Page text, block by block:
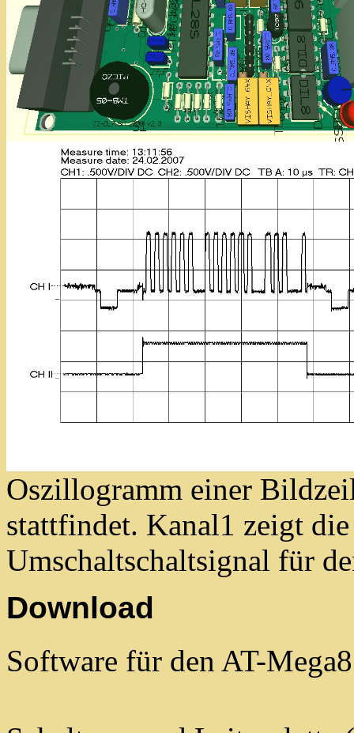
Oszillogramm einer
stattfindet. Kanal1 zeigt
Umschaltschaltsignal für
Download
Software für den AT-